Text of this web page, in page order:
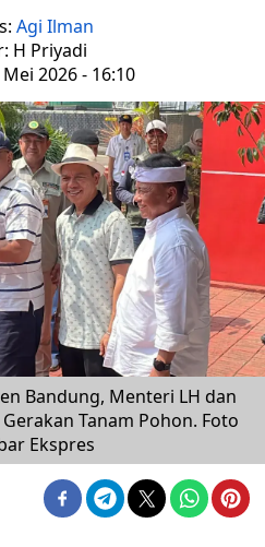
Agi Ilman
H Priyadi
2026 - 16:10
Bandung, Menteri LH dan
Tanam Pohon. Foto
Ekspres